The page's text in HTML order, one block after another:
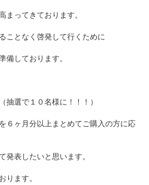
まってきております。
ことなく啓発して行くために
備しております。
抽選で１０名様に！！！）
６ヶ月分以上まとめてご購入の方に応
発表したいと思います。
ります。